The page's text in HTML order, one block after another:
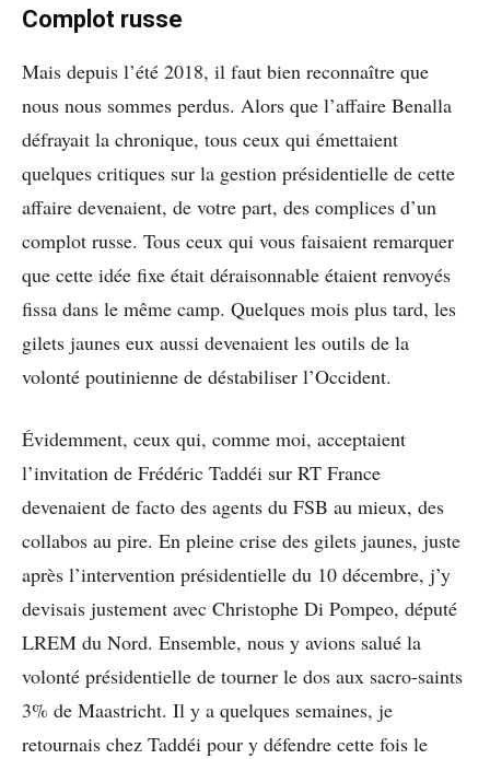
Complot russe
Mais depuis l’été 2018, il faut bien reconnaître que
nous nous sommes perdus. Alors que l’affaire Benalla
défrayait la chronique, tous ceux qui émettaient
quelques critiques sur la gestion présidentielle de cette
affaire devenaient, de votre part, des complices d’un
complot russe. Tous ceux qui vous faisaient remarquer
que cette idée fixe était déraisonnable étaient renvoyés
fissa dans le même camp. Quelques mois plus tard, les
gilets jaunes eux aussi devenaient les outils de la
volonté poutinienne de déstabiliser l’Occident.
Évidemment, ceux qui, comme moi, acceptaient
l’invitation de Frédéric Taddéi sur RT France
devenaient de facto des agents du FSB au mieux, des
collabos au pire. En pleine crise des gilets jaunes, juste
après l’intervention présidentielle du 10 décembre, j’y
devisais justement avec Christophe Di Pompeo, député
LREM du Nord. Ensemble, nous y avions salué la
volonté présidentielle de tourner le dos aux sacro-saints
3% de Maastricht. Il y a quelques semaines, je
retournais chez Taddéi pour y défendre cette fois le